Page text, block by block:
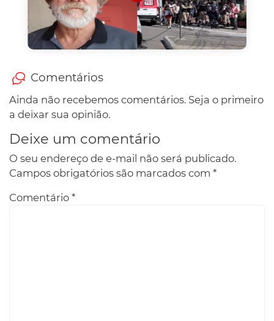
Comentários
Ainda não recebemos comentários. Seja o primeiro
a deixar sua opinião.
Deixe um comentário
O seu endereço de e-mail não será publicado.
Campos obrigatórios são marcados com *
Comentário *